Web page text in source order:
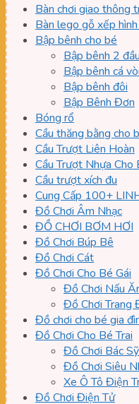
Bàn chơi giao thông
Bàn lego gỗ xếp
Bập bênh cho bé
Bập bênh 2 đầu
Bập bênh cá
Bập bênh đôi
Bập Bênh Đơn
Bóng rổ
Cầu thăng bằng cho
Cầu Trượt Liên Hoàn
Cầu Trượt Nhựa Cho
Cầu trượt xích đu
Cung Cấp 100+
Đồ Chơi Âm Nhạc
ĐỒ CHƠI BƠM HƠI
Đồ Chơi Búp Bê
Đồ Chơi Cát
Đồ Chơi Cho Bé Gái
Đồ Chơi Nấu
Đồ Chơi Trang
Đồ chơi cho bé gia
Đồ Chơi Cho Bé Trai
Đồ Chơi Bác
Đồ Chơi Siêu
Xe Ô Tô Điện
Đồ Chơi Điện Tử